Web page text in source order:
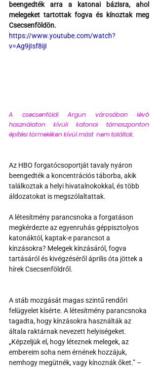
beengedték arra a katonai bázisra, ahol
melegeket tartottak fogva és kínoztak meg
Csecsenföldön.
https://www.youtube.com/watch?
v=Ag9jIsf8ijI
A csecsenföldi Argun városában lévő
használaton kívüli katonai támaszponton
építési törmeléken kívül mást  nem találtak.
Az HBO forgatócsoportját tavaly nyáron
beengedték a koncentrációs táborba, akik
találkoztak a helyi hivatalnokokkal, és több
áldozatokat is megszólaltattak.
A létesítmény parancsnoka a forgatáson
megkérdezte az egyenruhás géppisztolyos
katonáktól, kaptak-e parancsot a
kínzásokra? Melegek kínzásáról, fogva
tartásáról és kivégzéséről április óta jöttek a
hírek Csecsenföldről.
A stáb mozgását magas szintű rendőri
felügyelet kísérte. A létesítmény parancsnoka
tagadta, hogy kínzásokra használták az
általa raktárnak nevezett helyiségeket.
„Képzeljük el, hogy léteznek melegek, az
embereim soha nem érnének hozzájuk,
nemhogy megütnék, vagy kínoznák őket.” –